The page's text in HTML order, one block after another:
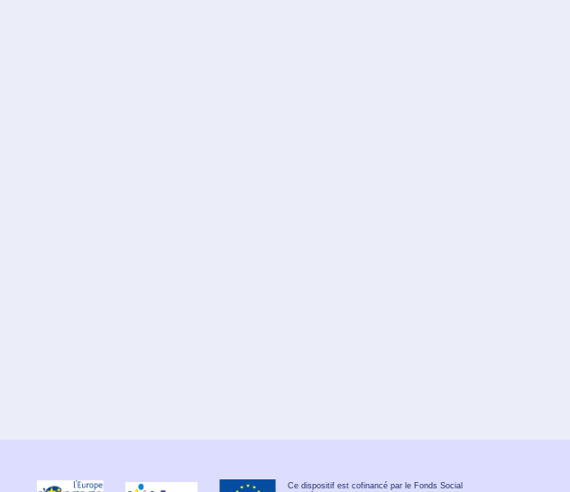
Ce dispositif est cofinancé par le Fonds Social